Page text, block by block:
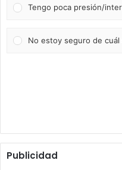
Tengo poca presión/
No estoy seguro de cuál
Publicidad